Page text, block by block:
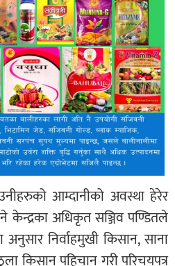
आम्दानीको अवस्था हेरेर
केन्द्रका अधिकृत सञ्जिव पण्डितले
निर्वाहमुखी किसान, साना
किसान पहिचान गरी परिचयपत्र